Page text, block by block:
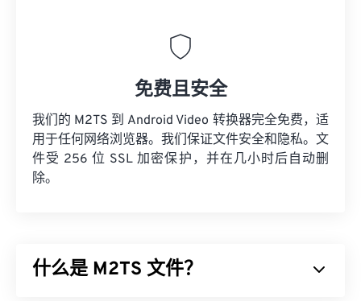
免费且安全
我们的 M2TS 到 Android Video 转换器完全免费，适
用于任何网络浏览器。我们保证文件安全和隐私。文
件受 256 位 SSL 加密保护，并在几小时后自动删
除。
什么是 M2TS 文件？